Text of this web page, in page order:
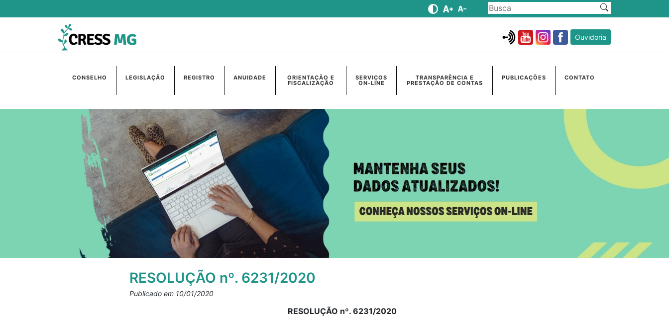
Ouvidoria
CONSELHO LEGISLAÇÃO REGISTRO ANUIDADE ORIENTAÇÃO E
FISCALIZAÇÃO
SERVIÇOS
ON-LINE
TRANSPARÊNCIA E
PRESTAÇÃO DE CONTAS
PUBLICAÇÕES CONTATO
RESOLUÇÃO nº. 6231/2020
Publicado em 10/01/2020
RESOLUÇÃO nº. 6231/2020